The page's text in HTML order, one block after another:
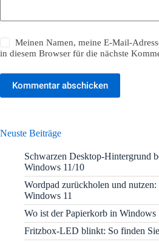
Meinen Namen, meine E-Mail-
in diesem Browser für die nächste
Kommentar abschicken
Neuste Beiträge
Schwarzen Desktop-Hintergrund
Windows 11/10
Wordpad zurückholen und nutzen:
Windows 11
Wo ist der Papierkorb in Windows
Fritzbox-LED blinkt: So finden